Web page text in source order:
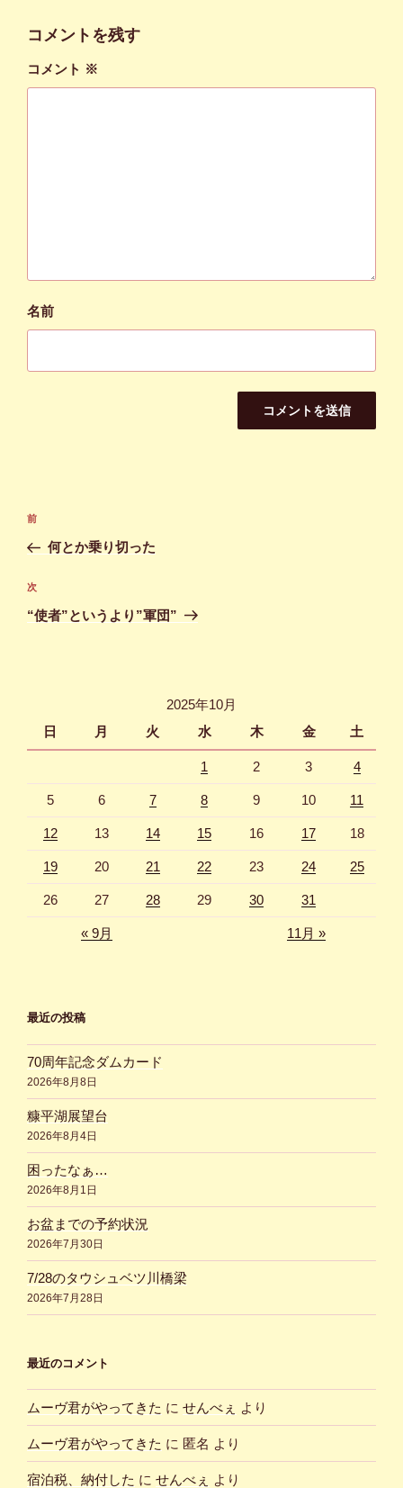
コメントを残す
コメント ※
名前
投
ナ
ビ
ゲ
前
の
稿
前
何とか乗り切った
次
の
次
“使者”というより”軍団”
2025年10月
日
月 火 水 木 金 土
1 2 3 4
5 6 7 8 9 10 11
12 13 14 15 16 17 18
19 20 21 22 23 24 25
26 27 28 29 30 31
« 9月 11月 »
最近の投稿
70周年記念ダムカード
2026年8月8日
糠平湖展望台
2026年8月4日
困ったなぁ…
2026年8月1日
お盆までの予約状況
2026年7月30日
7/28のタウシュベツ川橋梁
2026年7月28日
最近のコメント
ムーヴ君がやってきた に せんべぇ より
ムーヴ君がやってきた に 匿名 より
宿泊税、納付した に せんべぇ より